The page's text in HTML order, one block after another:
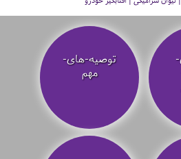
توصیه‌-های-
مهم